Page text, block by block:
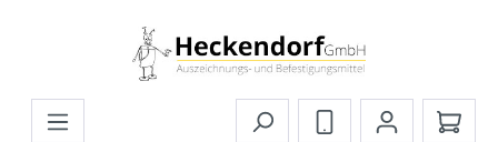
Zum Hauptinhalt springen